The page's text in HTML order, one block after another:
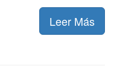
Leer Más